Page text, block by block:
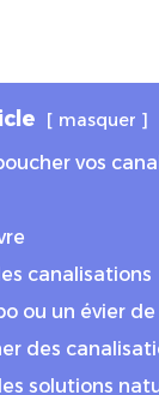
masquer
vos
canalisations
ou un évier
des
solutions